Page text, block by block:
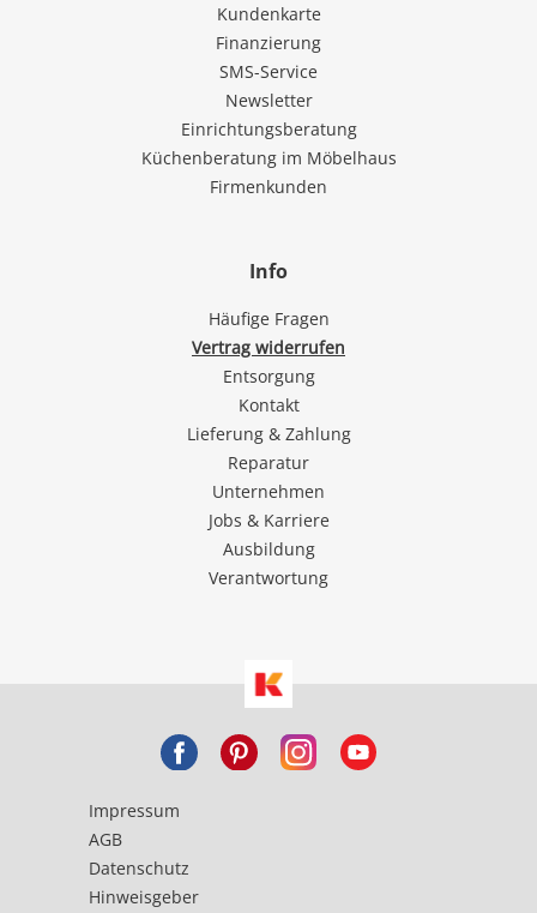
Kundenkarte
Finanzierung
SMS-Service
Newsletter
Einrichtungsberatung
Küchenberatung im Möbelhaus
Firmenkunden
Info
Häufige Fragen
Vertrag widerrufen
Entsorgung
Kontakt
Lieferung & Zahlung
Reparatur
Unternehmen
Jobs & Karriere
Ausbildung
Verantwortung
Impressum
AGB
Datenschutz
Hinweisgeber